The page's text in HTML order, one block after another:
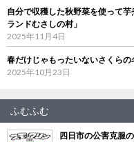
自分で収穫した秋野菜を使って
ランドむさしの村」
2025年11月4日
春だけじゃもったいないさくら
2025年10月23日
ふむふむ
四日市の公害克服